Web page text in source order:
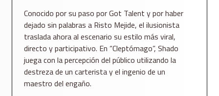
Conocido por su paso por Got Talent y por haber
dejado sin palabras a Risto Mejide, el ilusionista
traslada ahora al escenario su estilo más viral,
directo y participativo. En “Cleptómago”, Shado
juega con la percepción del público utilizando la
destreza de un carterista y el ingenio de un
maestro del engaño.